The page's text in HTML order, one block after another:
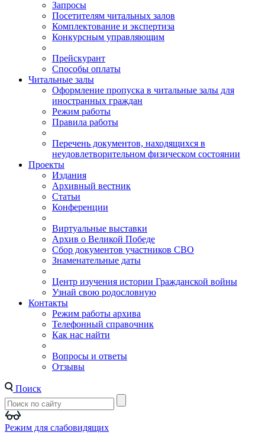
Запросы
Посетителям читальных залов
Комплектование и экспертиза
Конкурсным управляющим
Прейскурант
Способы оплаты
Читальные залы
Оформление пропуска в читальные залы для
иностранных граждан
Режим работы
Правила работы
Перечень документов, находящихся в
неудовлетворительном физическом состоянии
Проекты
Издания
Архивный вестник
Статьи
Конференции
Виртуальные выставки
Архив о Великой Победе
Сбор документов участников СВО
Знаменательные даты
Центр изучения истории Гражданской войны
Узнай свою родословную
Контакты
Режим работы архива
Телефонный справочник
Как нас найти
Вопросы и ответы
Отзывы
Поиск
Режим для слабовидящих